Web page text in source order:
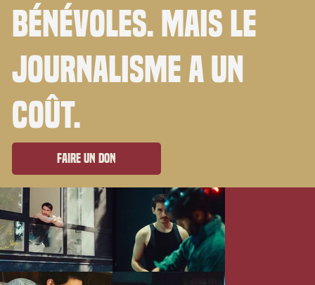
bénévoles. Mais le
journalisme a un
coût.
Faire un don